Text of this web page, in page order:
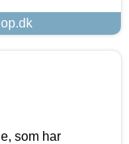
som har